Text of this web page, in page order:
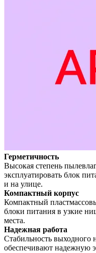
Герметичность
Высокая степень
эксплуатировать блок
и на улице.
Компактный корпус
Компактный
блоки питания в узкие
места.
Надежная работа
Стабильность
обеспечивают надежную